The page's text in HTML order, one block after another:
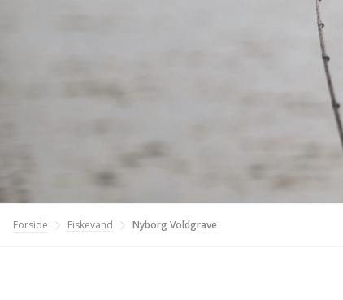
Forside Fiskevand Nyborg Voldgrave